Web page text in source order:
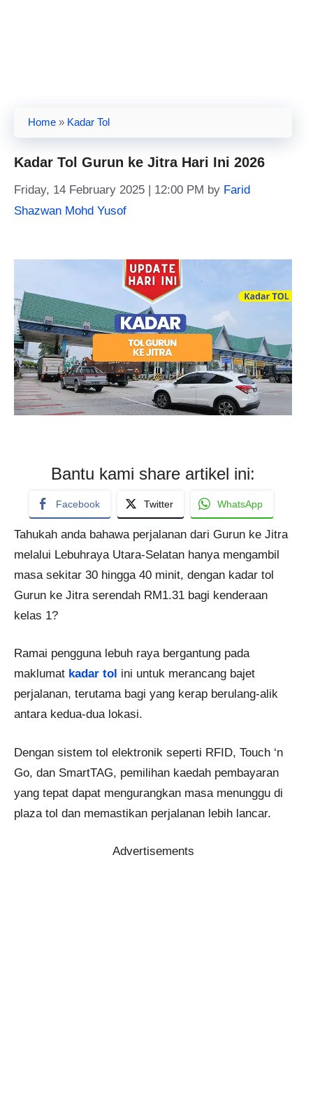
Home » Kadar Tol
Kadar Tol Gurun ke Jitra Hari Ini 2026
Friday, 14 February 2025 | 12:00 PM by Farid
Shazwan Mohd Yusof
Bantu kami share artikel ini:
Facebook Twitter WhatsApp
Tahukah anda bahawa perjalanan dari Gurun ke Jitra
melalui Lebuhraya Utara-Selatan hanya mengambil
masa sekitar 30 hingga 40 minit, dengan kadar tol
Gurun ke Jitra serendah RM1.31 bagi kenderaan
kelas 1?
Ramai pengguna lebuh raya bergantung pada
maklumat kadar tol ini untuk merancang bajet
perjalanan, terutama bagi yang kerap berulang-alik
antara kedua-dua lokasi.
Dengan sistem tol elektronik seperti RFID, Touch ‘n
Go, dan SmartTAG, pemilihan kaedah pembayaran
yang tepat dapat mengurangkan masa menunggu di
plaza tol dan memastikan perjalanan lebih lancar.
Advertisements